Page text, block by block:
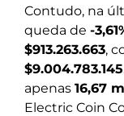
Contudo, na
queda de -
$913.263.663,
$9.004.783.145
apenas 16,67
Electric Coin